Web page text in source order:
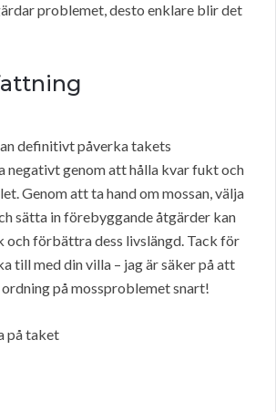
problemet, desto enklare blir det
definitivt påverka takets
negativt genom att hålla kvar fukt och
Genom att ta hand om mossan, välja
sätta in förebyggande åtgärder kan
och förbättra dess livslängd. Tack för
till med din villa – jag är säker på att
på mossproblemet snart!
på taket